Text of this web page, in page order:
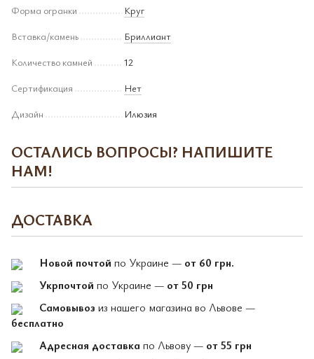
Форма огранки
Круг
Вставка/камень
Бриллиант
Количество камней
12
Сертификация
Нет
Дизайн
Илюзия
ОСТАЛИСЬ ВОПРОСЫ? НАПИШИТЕ
НАМ!
ДОСТАВКА
Новой почтой по Украине — от 60 грн.
Укрпочтой по Украине — от 50 грн
Самовывоз из нашего магазина во Львове —
бесплатно
Адресная доставка по Львову — от 55 грн